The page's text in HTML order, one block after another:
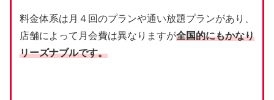
料金体系は月４回のプランや通い放題プランがあり、
店舗によって月会費は異なりますが全国的にもかなり
リーズナブルです。